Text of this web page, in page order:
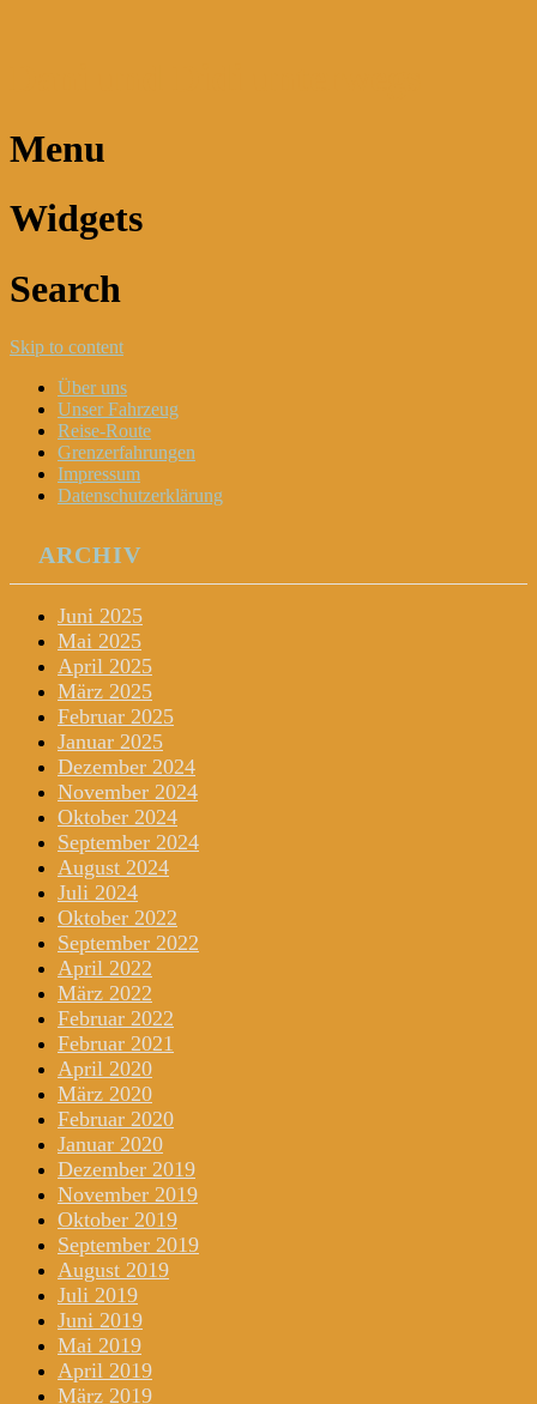
Menu
Widgets
Search
Skip to content
Über uns
Unser Fahrzeug
Reise-Route
Grenzerfahrungen
Impressum
Datenschutzerklärung
ARCHIV
Juni 2025
Mai 2025
April 2025
März 2025
Februar 2025
Januar 2025
Dezember 2024
November 2024
Oktober 2024
September 2024
August 2024
Juli 2024
Oktober 2022
September 2022
April 2022
März 2022
Februar 2022
Februar 2021
April 2020
März 2020
Februar 2020
Januar 2020
Dezember 2019
November 2019
Oktober 2019
September 2019
August 2019
Juli 2019
Juni 2019
Mai 2019
April 2019
März 2019